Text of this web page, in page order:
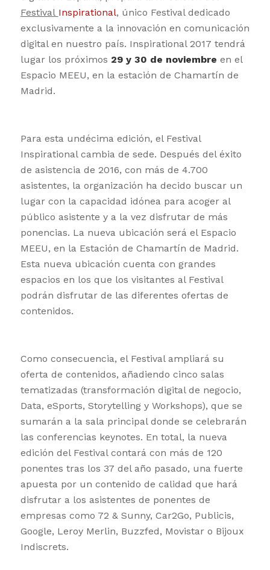
Festival Inspirational, único Festival dedicado
exclusivamente a la innovación en comunicación
digital en nuestro país. Inspirational 2017 tendrá
lugar los próximos 29 y 30 de noviembre en el
Espacio MEEU, en la estación de Chamartín de
Madrid.
Para esta undécima edición, el Festival
Inspirational cambia de sede. Después del éxito
de asistencia de 2016, con más de 4.700
asistentes, la organización ha decido buscar un
lugar con la capacidad idónea para acoger al
público asistente y a la vez disfrutar de más
ponencias. La nueva ubicación será el Espacio
MEEU, en la Estación de Chamartín de Madrid.
Esta nueva ubicación cuenta con grandes
espacios en los que los visitantes al Festival
podrán disfrutar de las diferentes ofertas de
contenidos.
Como consecuencia, el Festival ampliará su
oferta de contenidos, añadiendo cinco salas
tematizadas (transformación digital de negocio,
Data, eSports, Storytelling y Workshops), que se
sumarán a la sala principal donde se celebrarán
las conferencias keynotes. En total, la nueva
edición del Festival contará con más de 120
ponentes tras los 37 del año pasado, una fuerte
apuesta por un contenido de calidad que hará
disfrutar a los asistentes de ponentes de
empresas como 72 & Sunny, Car2Go, Publicis,
Google, Leroy Merlin, Buzzfed, Movistar o Bijoux
Indiscrets.